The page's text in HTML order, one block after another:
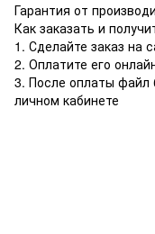
Гарантия от
Как заказать и
1. Сделайте заказ на
2. Оплатите его
3. После оплаты файл
личном кабинете